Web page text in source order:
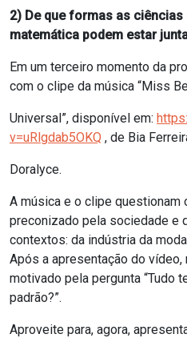
2) De que formas as ciências
matemática podem estar
Em um terceiro momento da
com o clipe da música “Miss
Universal”, disponível em:
v=uRlgdab5OKQ , de Bia
Doralyce.
A música e o clipe
preconizado pela sociedade e
contextos: da indústria da
Após a apresentação do
motivado pela pergunta “Tudo
padrão?”.
Aproveite para, agora,